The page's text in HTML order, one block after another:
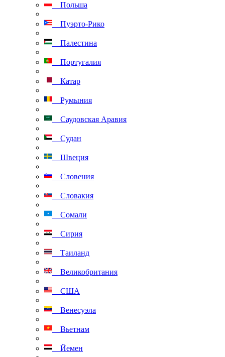
Польша
Пуэрто-Рико
Палестина
Португалия
Катар
Румыния
Саудовская Аравия
Судан
Швеция
Словения
Словакия
Сомали
Сирия
Таиланд
Великобритания
США
Венесуэла
Вьетнам
Йемен